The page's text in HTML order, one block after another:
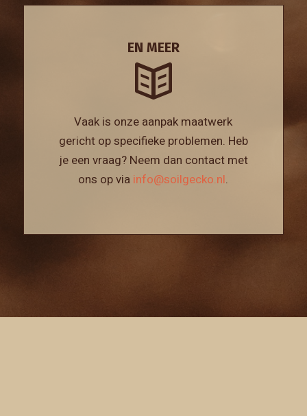
EN MEER
Vaak is onze aanpak maatwerk
gericht op specifieke problemen. Heb
je een vraag? Neem dan contact met
ons op via info@soilgecko.nl.